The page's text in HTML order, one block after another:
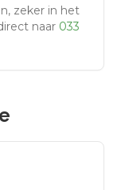
zeker in het
naar 033